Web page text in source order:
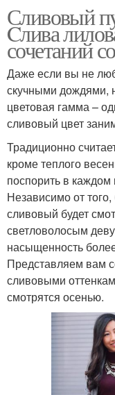
Сливовый
Cлива
сочетаний
Даже если вы не
скучными дождями,
цветовая гамма –
сливовый цвет
Традиционно
кроме теплого
поспорить в
Независимо от
сливовый будет
светловолосым
насыщенность
Представляем вам
сливовыми
смотрятся осенью.